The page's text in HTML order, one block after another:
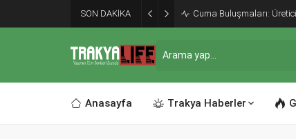
SON DAKİKA Cuma Buluşmaları:
Anasayfa Trakya Haberler